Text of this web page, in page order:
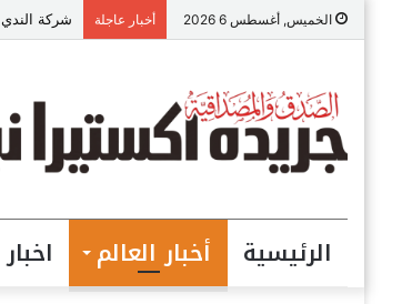
الخميس, أغسطس 6 2026 أخبار عاجلة شركة الندي
الرئيسية أخبار العالم